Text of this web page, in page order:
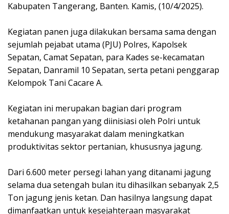
Kabupaten Tangerang, Banten. Kamis, (10/4/2025).
Kegiatan panen juga dilakukan bersama sama dengan
sejumlah pejabat utama (PJU) Polres, Kapolsek
Sepatan, Camat Sepatan, para Kades se-kecamatan
Sepatan, Danramil 10 Sepatan, serta petani penggarap
Kelompok Tani Cacare A.
Kegiatan ini merupakan bagian dari program
ketahanan pangan yang diinisiasi oleh Polri untuk
mendukung masyarakat dalam meningkatkan
produktivitas sektor pertanian, khususnya jagung.
Dari 6.600 meter persegi lahan yang ditanami jagung
selama dua setengah bulan itu dihasilkan sebanyak 2,5
Ton jagung jenis ketan. Dan hasilnya langsung dapat
dimanfaatkan untuk kesejahteraan masyarakat